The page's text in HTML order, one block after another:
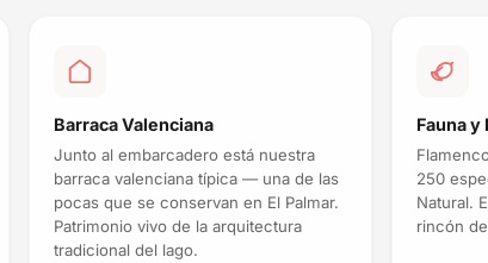
Barraca Valenciana
Junto al embarcadero está nuestra
barraca valenciana típica — una de las
pocas que se conservan en El Palmar.
Patrimonio vivo de la arquitectura
tradicional del lago.
Fauna y
250
Natural.
rincón